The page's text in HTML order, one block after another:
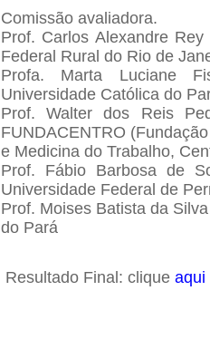
Comissão avaliadora.
Prof. Carlos Alexandre
Federal Rural do Rio de
Profa. Marta Luciane
Universidade Católica do
Prof. Walter dos Reis
FUNDACENTRO
e Medicina do Trabalho,
Prof. Fábio Barbosa de
Universidade Federal de
Prof. Moises Batista da
do Pará
Resultado Final: clique aqui